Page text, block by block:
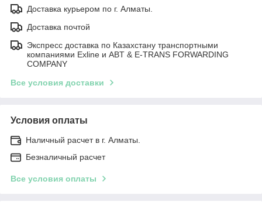
Доставка курьером по г. Алматы.
Доставка почтой
Экспресс доставка по Казахстану транспортными
компаниями Exline и ABT & E-TRANS FORWARDING
COMPANY
Все условия доставки
Условия оплаты
Наличный расчет в г. Алматы.
Безналичный расчет
Все условия оплаты